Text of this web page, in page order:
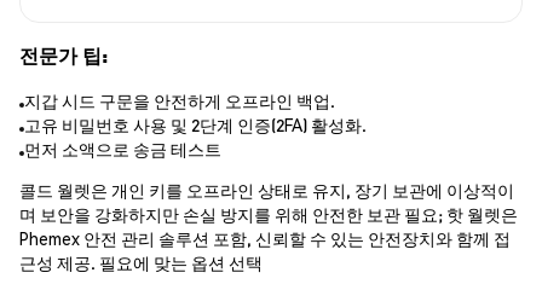
전문가 팁:
지갑 시드 구문을 안전하게 오프라인 백업.
고유 비밀번호 사용 및 2단계 인증(2FA) 활성화.
먼저 소액으로 송금 테스트
콜드 월렛은 개인 키를 오프라인 상태로 유지, 장기 보관에 이상적이
며 보안을 강화하지만 손실 방지를 위해 안전한 보관 필요; 핫 월렛은
Phemex 안전 관리 솔루션 포함, 신뢰할 수 있는 안전장치와 함께 접
근성 제공. 필요에 맞는 옵션 선택